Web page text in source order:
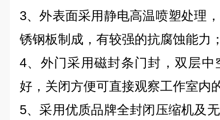
3、外表面采用静电高温喷塑处理
锈钢板制成，有较强的抗腐蚀能力
4、外门采用磁封条门封，双层
好，关闭方便可直接观察工作室内
5、采用优质品牌全封闭压缩机及